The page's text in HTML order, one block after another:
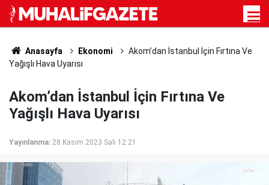
Anasayfa Ekonomi
Akom’dan İstanbul İçin Fırtına Ve
Yağışlı Hava Uyarısı
Akom’dan İstanbul İçin Fırtına Ve
Yağışlı Hava Uyarısı
Yayınlanma: 28 Kasım 2023 Salı 12:21